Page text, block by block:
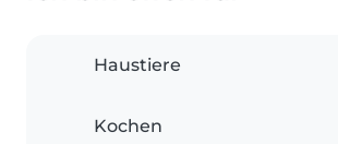
Haustiere
Kochen